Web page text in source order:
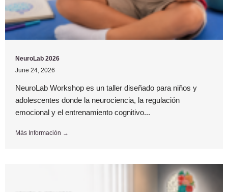
NeuroLab 2026
June 24, 2026
NeuroLab Workshop es un taller diseñado para niños y
adolescentes donde la neurociencia, la regulación
emocional y el entrenamiento cognitivo...
Más Información →